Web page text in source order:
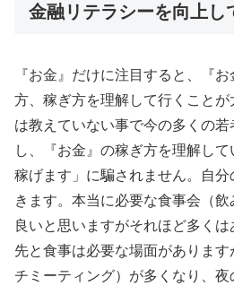
金融リテラシーを向上し
『お金』だけに注目すると、『
方、稼ぎ方を理解して行くこと
は教えていない事で今の多くの
し、『お金』の稼ぎ方を理解し
稼げます」に騙されません。自
きます。本当に必要な食事会（
良いと思いますがそれほど多くは
先と食事は必要な場面がありま
チミーティング）が多くなり、夜